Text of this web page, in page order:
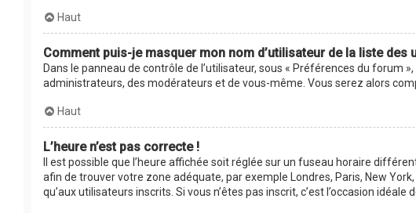
Haut
Comment puis-je masquer mon nom d’utilisateur de la liste des
Dans le panneau de contrôle de l’utilisateur, sous « Préférences du forum
administrateurs, des modérateurs et de vous-même. Vous serez alors
Haut
L’heure n’est pas correcte !
Il est possible que l’heure affichée soit réglée sur un fuseau horaire
afin de trouver votre zone adéquate, par exemple Londres, Paris, New
qu’aux utilisateurs inscrits. Si vous n’êtes pas inscrit, c’est l’occasion idéale